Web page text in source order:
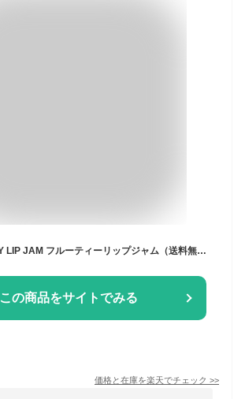
DASIQUE FRUITY LIP JAM フルーティーリップジャム（送料無料） デイジーク リップ ブルベ リップティント グロス 口紅 韓国コスメ 韓コス ナチュラル メイク コスメ イエベ カラーリップジャム
この商品をサイトでみる
価格と在庫を楽天でチェック >>